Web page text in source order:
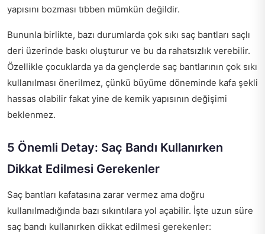
yapısını bozması tıbben mümkün değildir.
Bununla birlikte, bazı durumlarda çok sıkı saç bantları saçlı
deri üzerinde baskı oluşturur ve bu da rahatsızlık verebilir.
Özellikle çocuklarda ya da gençlerde saç bantlarının çok sıkı
kullanılması önerilmez, çünkü büyüme döneminde kafa şekli
hassas olabilir fakat yine de kemik yapısının değişimi
beklenmez.
5 Önemli Detay: Saç Bandı Kullanırken
Dikkat Edilmesi Gerekenler
Saç bantları kafatasına zarar vermez ama doğru
kullanılmadığında bazı sıkıntılara yol açabilir. İşte uzun süre
saç bandı kullanırken dikkat edilmesi gerekenler: